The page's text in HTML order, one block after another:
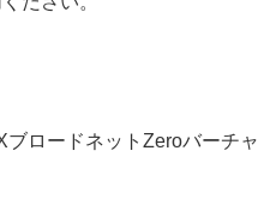
ロードネットZeroバーチャ